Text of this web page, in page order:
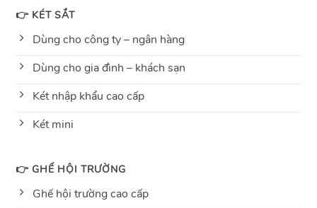
👉 KÉT SẮT
Dùng cho công ty – ngân hàng
Dùng cho gia đình – khách sạn
Két nhập khẩu cao cấp
Két mini
👉 GHẾ HỘI TRƯỜNG
Ghế hội trường cao cấp